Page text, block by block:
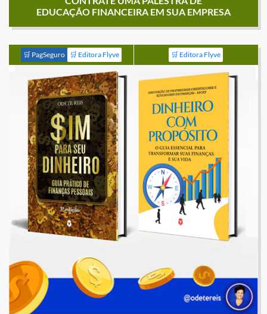
EDUCAÇÃO FINANCEIRA EM SUA EMPRESA
🛒 PagSeguro 🛒 Editora Flyve 🛒 Editora Flyve